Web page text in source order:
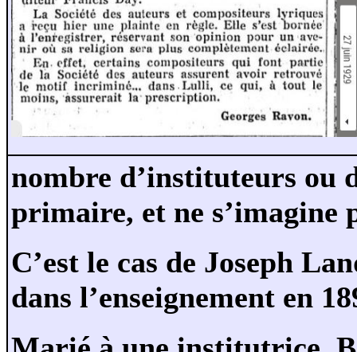
nombre d’instituteurs ou
primaire, et ne s’imagine
C’est le cas de Joseph
dans l’enseignement en